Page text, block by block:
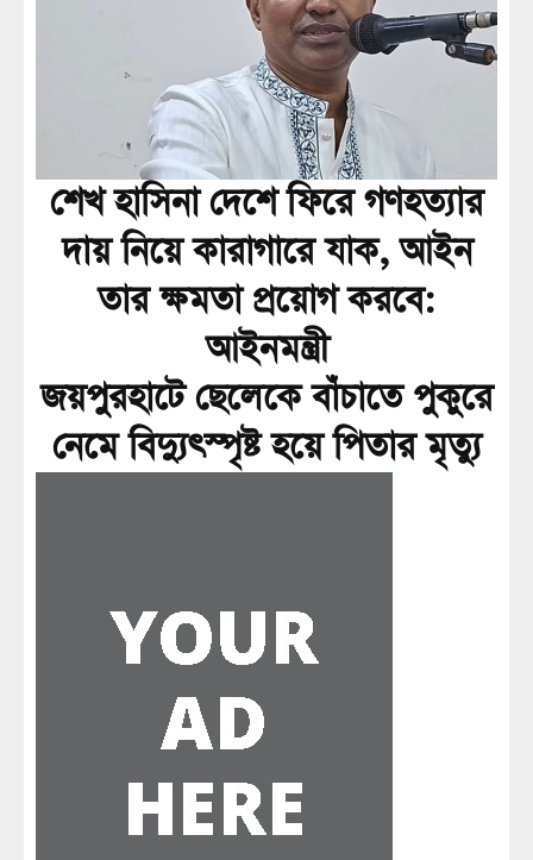
শেখ হাসিনা দেশে ফিরে গণহত্যার
দায় নিয়ে কারাগারে যাক, আইন
তার ক্ষমতা প্রয়োগ করবে:
আইনমন্ত্রী
জয়পুরহাটে ছেলেকে বাঁচাতে পুকুরে
নেমে বিদ্যুৎস্পৃষ্ট হয়ে পিতার মৃত্যু